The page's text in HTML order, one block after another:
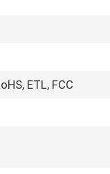
ETL, FCC